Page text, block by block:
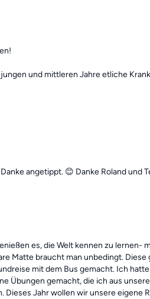
und mittleren Jahre etliche
angetippt. 😊 Danke Roland und
es, die Welt kennen zu lernen-
Matte braucht man unbedingt. Diese
mit dem Bus gemacht. Ich
gemacht, die ich aus
Jahr wollen wir unsere eigene